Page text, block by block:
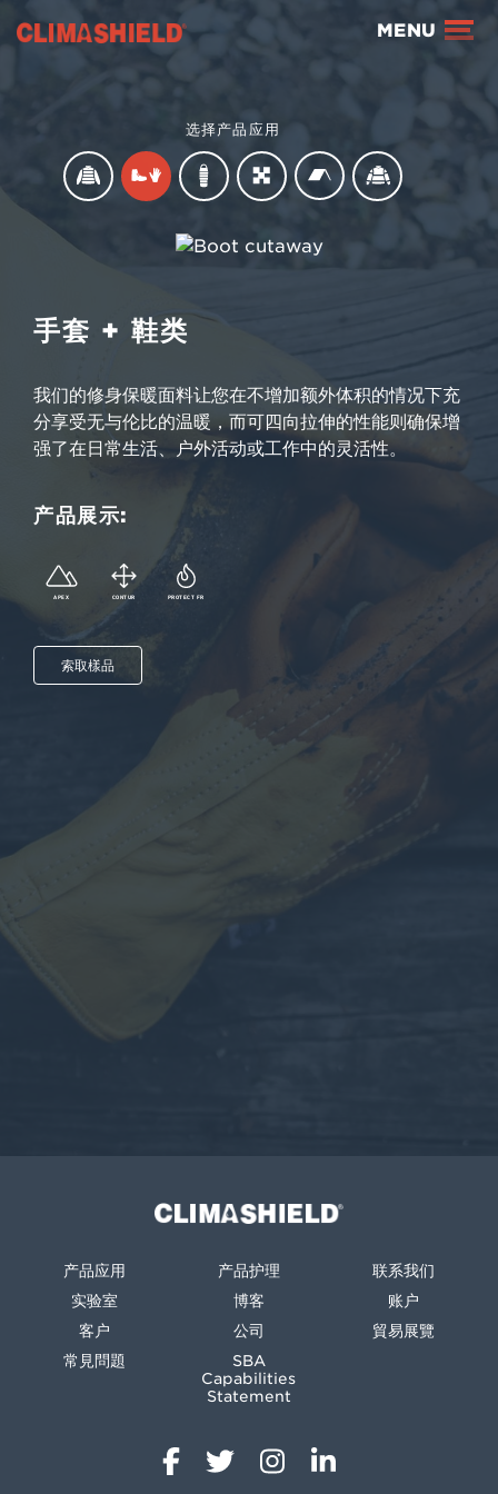
Climashield® MENU
手套 + 鞋类
手套 + 鞋类
我们的修身保暖面料让您在不增加额外体积的情况下充
分享受无与伦比的温暖，而可四向拉伸的性能则确保增
强了在日常生活、户外活动或工作中的灵活性。
产品展示:
APEX CONTUR PROTECT FR
索取樣品
选择产品应用
Climashield®
产品应用
实验室
客户
常見問題
产品护理
博客
公司
SBA
Capabilities
Statement
联系我们
账户
貿易展覽